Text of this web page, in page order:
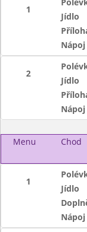
1
Jídlo
Nápoj
2
Jídlo
Nápoj
Menu Chod
1
Jídlo
Nápoj